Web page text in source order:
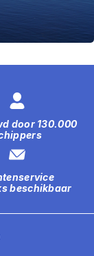
door 130.000
beschikbaar